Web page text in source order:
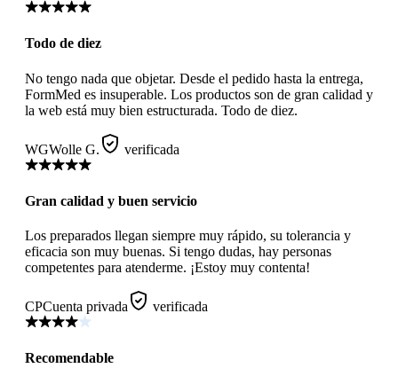
Todo de diez
No tengo nada que objetar. Desde el pedido hasta la entrega,
FormMed es insuperable. Los productos son de gran calidad y
la web está muy bien estructurada. Todo de diez.
WGWolle G. verificada
Gran calidad y buen servicio
Los preparados llegan siempre muy rápido, su tolerancia y
eficacia son muy buenas. Si tengo dudas, hay personas
competentes para atenderme. ¡Estoy muy contenta!
CPCuenta privada verificada
Recomendable